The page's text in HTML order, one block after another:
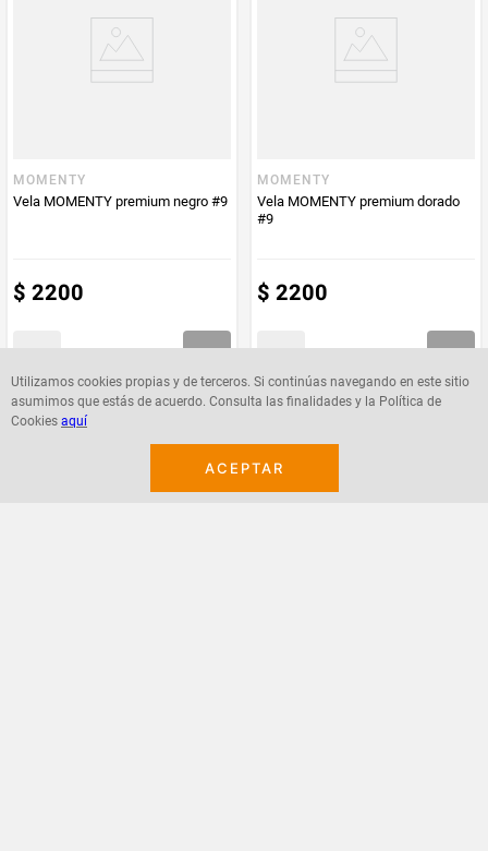
Utilizamos cookies propias y de terceros. Si continúas navegando en este sitio
asumimos que estás de acuerdo. Consulta las finalidades y la Política de
Cookies aquí
ACEPTAR
MOMENTY
Vela MOMENTY premium negro #9
$ 2200
MOMENTY
Vela MOMENTY premium dorado
#9
$ 2200